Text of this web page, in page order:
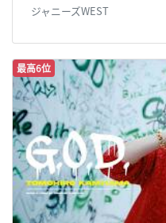
ジャニーズWEST
最高6位